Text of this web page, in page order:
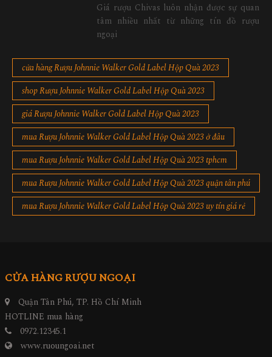
Giá rượu Chivas luôn nhận được sự quan
tâm nhiều nhất từ những tín đồ rượu
ngoại
cửa hàng Rượu Johnnie Walker Gold Label Hộp Quà 2023
shop Rượu Johnnie Walker Gold Label Hộp Quà 2023
giá Rượu Johnnie Walker Gold Label Hộp Quà 2023
mua Rượu Johnnie Walker Gold Label Hộp Quà 2023 ở đâu
mua Rượu Johnnie Walker Gold Label Hộp Quà 2023 tphcm
mua Rượu Johnnie Walker Gold Label Hộp Quà 2023 quận tân phú
mua Rượu Johnnie Walker Gold Label Hộp Quà 2023 uy tín giá rẻ
CỬA HÀNG RƯỢU NGOẠI
Quận Tân Phú, TP. Hồ Chí Minh
HOTLINE mua hàng
0972.12345.1
www.ruoungoai.net